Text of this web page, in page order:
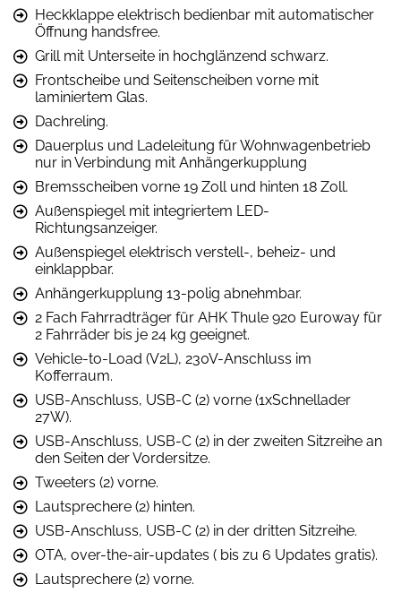
Heckklappe elektrisch bedienbar mit automatischer
Öffnung handsfree.
Grill mit Unterseite in hochglänzend schwarz.
Frontscheibe und Seitenscheiben vorne mit
laminiertem Glas.
Dachreling.
Dauerplus und Ladeleitung für Wohnwagenbetrieb
nur in Verbindung mit Anhängerkupplung
Bremsscheiben vorne 19 Zoll und hinten 18 Zoll.
Außenspiegel mit integriertem LED-
Richtungsanzeiger.
Außenspiegel elektrisch verstell-, beheiz- und
einklappbar.
Anhängerkupplung 13-polig abnehmbar.
2 Fach Fahrradträger für AHK Thule 920 Euroway für
2 Fahrräder bis je 24 kg geeignet.
Vehicle-to-Load (V2L), 230V-Anschluss im
Kofferraum.
USB-Anschluss, USB-C (2) vorne (1xSchnellader
27W).
USB-Anschluss, USB-C (2) in der zweiten Sitzreihe an
den Seiten der Vordersitze.
Tweeters (2) vorne.
Lautsprechere (2) hinten.
USB-Anschluss, USB-C (2) in der dritten Sitzreihe.
OTA, over-the-air-updates ( bis zu 6 Updates gratis).
Lautsprechere (2) vorne.